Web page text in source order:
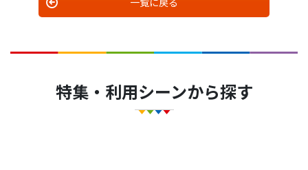
特集・利用シーンから探す